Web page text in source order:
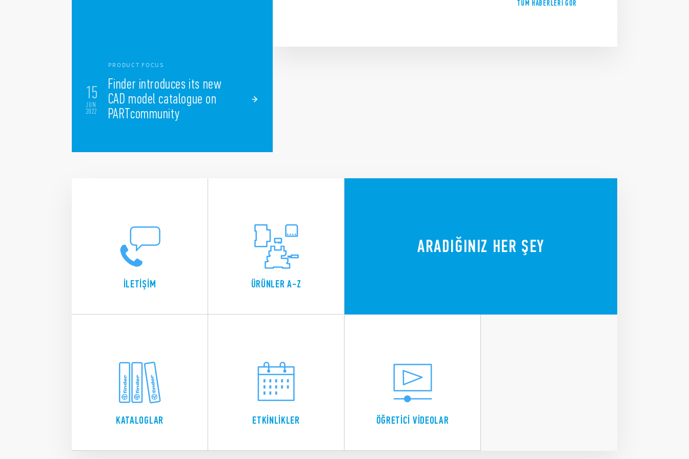
15
JUN
2022
PRODUCT FOCUS
Finder introduces its new
CAD model catalogue on
PARTcommunity
TÜM HABERLERI GÖR
ARADIĞINIZ HER ŞEY
ÜRÜNLER A-Z
İLETİŞİM
KATALOGLAR ETKİNLİKLER ÖĞRETİCİ VİDEOLAR